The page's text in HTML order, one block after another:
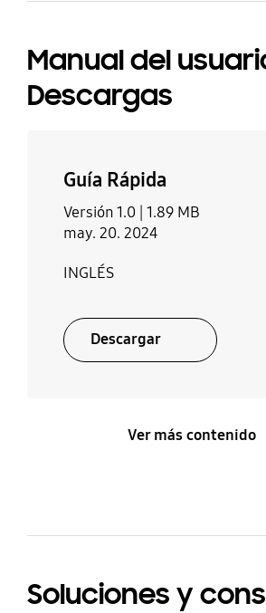
Manual del
Descargas
Guía Rápida
Versión 1.0 | 1.89 MB
may. 20. 2024
INGLÉS
Descargar
Ver más contenido
Soluciones y